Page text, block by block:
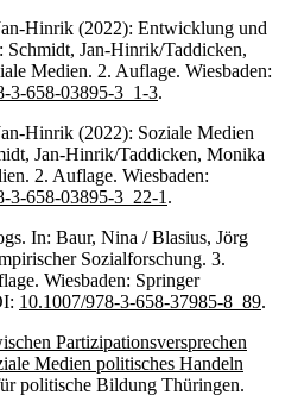
Hinrik (2022): Entwicklung und
Schmidt, Jan-Hinrik/Taddicken,
Medien. 2. Auflage. Wiesbaden:
3-658-03895-3_1-3.
Hinrik (2022): Soziale Medien
Jan-Hinrik/Taddicken, Monika
2. Auflage. Wiesbaden:
3-658-03895-3_22-1 .
In: Baur, Nina / Blasius, Jörg
Sozialforschung. 3.
Wiesbaden: Springer
10.1007/978-3-658-37985-8_89.
Partizipationsversprechen
Medien politisches Handeln
politische Bildung Thüringen.